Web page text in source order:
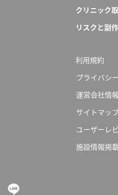
クリニック
リスクと副
利用規約
プライバシ
運営会社情報
サイトマッ
ユーザーレ
施設情報掲